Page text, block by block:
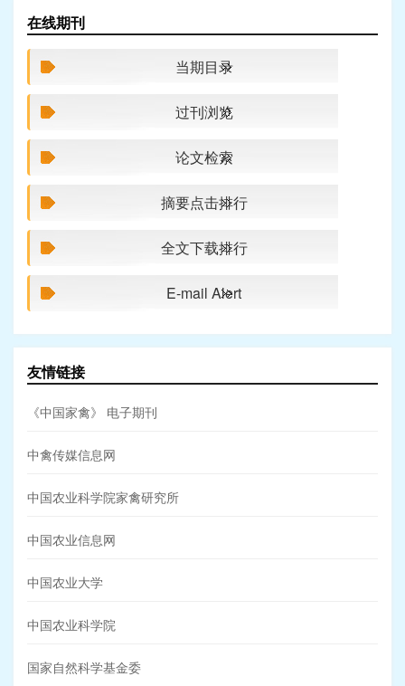
在线期刊
当期目录
过刊浏览
论文检索
摘要点击排行
全文下载排行
E-mail Alert
友情链接
《中国家禽》 电子期刊
中禽传媒信息网
中国农业科学院家禽研究所
中国农业信息网
中国农业大学
中国农业科学院
国家自然科学基金委